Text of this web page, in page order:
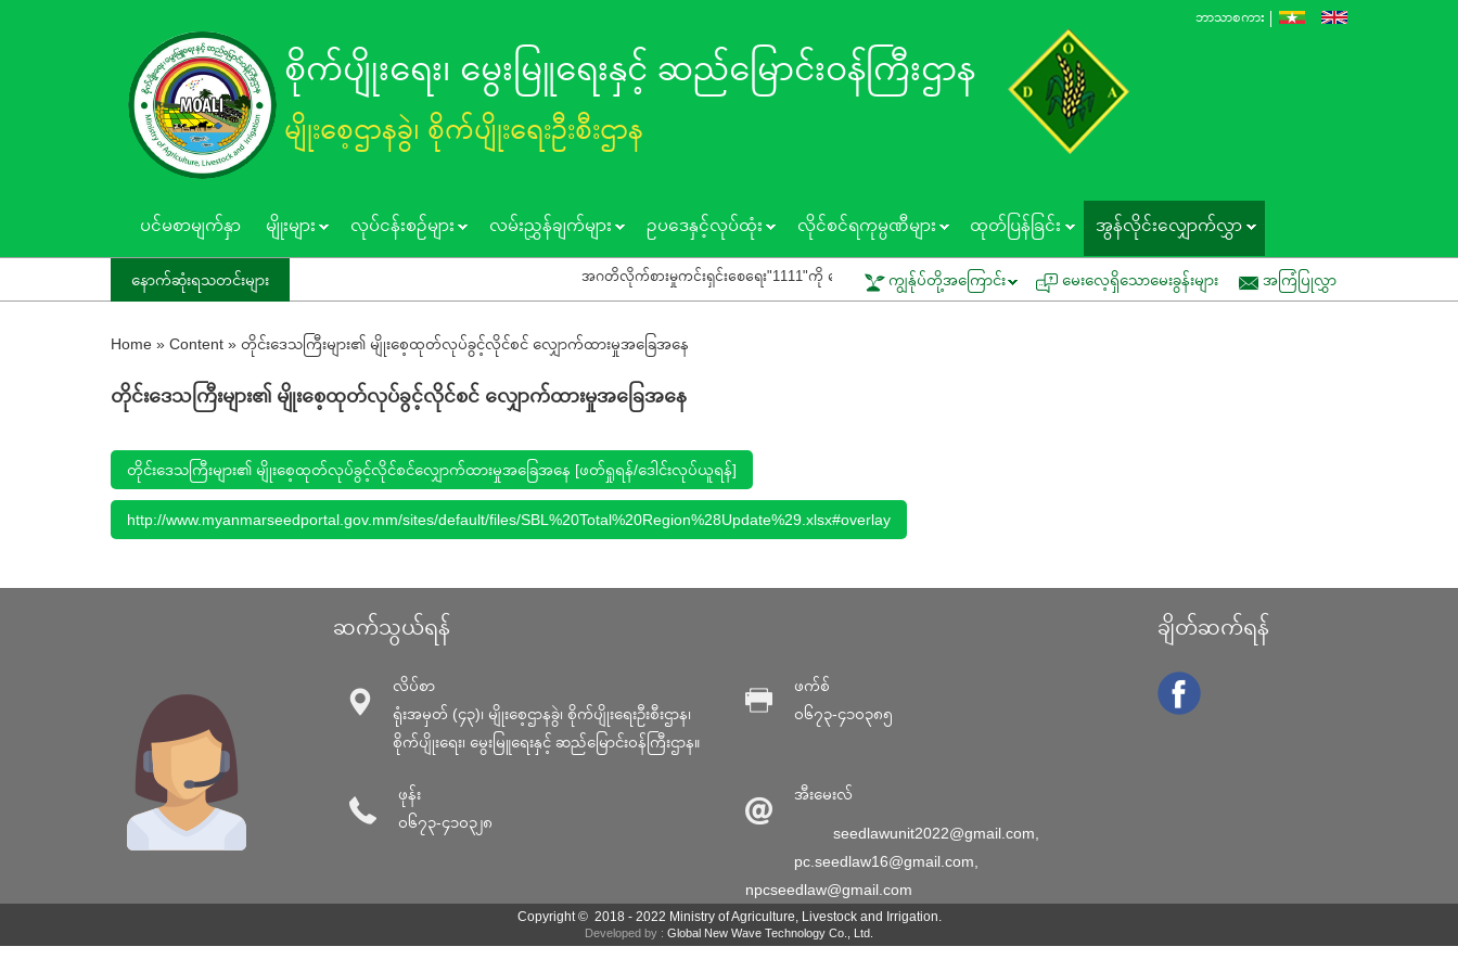
ဘာသာစကား
စိုက်ပျိုးရေး၊ မွေးမြူရေးနှင့် ဆည်မြောင်း၀န်ကြီးဌာန
မျိုးစေ့ဌာနခွဲ၊ စိုက်ပျိုးရေးဦးစီးဌာန
ပင်မစာမျက်နှာ မျိုးများ လုပ်ငန်းစဥ်များ လမ်းညွှန်ချက်များ ဥပဒေနှင့်လုပ်ထုံး လိုင်စင်ရကုမ္ပဏီများ ထုတ်ပြန်ခြင်း အွန်လိုင်းလျှောက်လွှာ
နောက်ဆုံးရသတင်းများ အဂတိလိုက်စားမှုကင်းရှင်းစေရေး"1111"ကို ဖြေကြားပေးရန် ပြည်သူသို့ သတိပေးနှိုးဆော်ခြင်း ကွင်းသရုပ်ပြပွဲတွင် ပူးပေါင်းပါဝင်နိုင်ပါရန် ဖိတ်ကြားခြင်း
ကျွန်ုပ်တို့အကြောင်း မေးလေ့ရှိသောမေးခွန်းများ အကြံပြုလွှာ
Home » Content » တိုင်းဒေသကြီးများ၏ မျိုးစေ့ထုတ်လုပ်ခွင့်လိုင်စင် လျှောက်ထားမှုအခြေအနေ
တိုင်းဒေသကြီးများ၏ မျိုးစေ့ထုတ်လုပ်ခွင့်လိုင်စင် လျှောက်ထားမှုအခြေအနေ
တိုင်းဒေသကြီးများ၏ မျိုးစေ့ထုတ်လုပ်ခွင့်လိုင်စင်လျှောက်ထားမှုအခြေအနေ [ဖတ်ရှုရန်/‌ဒေါင်းလုပ်ယူရန်]
http://www.myanmarseedportal.gov.mm/sites/default/files/SBL%20Total%20Region%28Update%29.xlsx#overlay
ဆက်သွယ်ရန်
လိပ်စာ
ရုံးအမှတ် (၄၃)၊ မျိုးစေ့ဌာနခွဲ၊ စိုက်ပျိုးရေးဦးစီးဌာန၊
စိုက်ပျိုးရေး၊ မွေးမြူရေးနှင့် ဆည်မြောင်း၀န်ကြီးဌာန။
ဖုန်း
၀၆၇၃-၄၁၀၃၂၈
ဖက်စ်
၀၆၇၃-၄၁၀၃၈၅
အီးမေးလ်
seedlawunit2022@gmail.com,
pc.seedlaw16@gmail.com,
npcseedlaw@gmail.com
ချိတ်ဆက်ရန်
Copyright © 2018 - 2022 Ministry of Agriculture, Livestock and Irrigation.
Developed by : Global New Wave Technology Co., Ltd.